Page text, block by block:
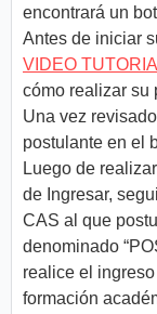
encontrará un
Antes de iniciar
VIDEO
cómo realizar su
Una vez
postulante en el
Luego de
de Ingresar,
CAS al que
denominado
realice el
formación